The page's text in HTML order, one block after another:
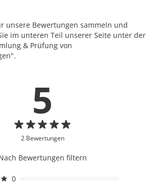
unsere Bewertungen sammeln und
im unteren Teil unserer Seite unter der
& Prüfung von
5
2 Bewertungen
Bewertungen filtern
0